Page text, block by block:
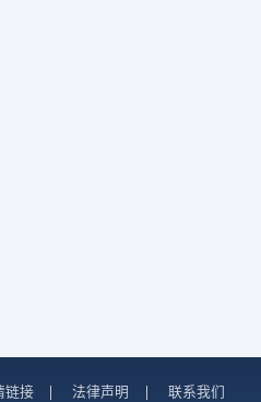
链接 | 法律声明 |
联系我们